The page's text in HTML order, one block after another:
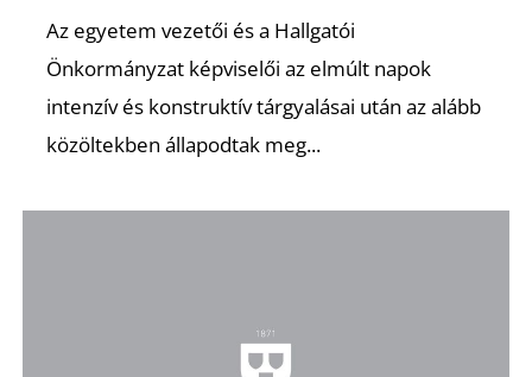
Az egyetem vezetői és a Hallgatói
Önkormányzat képviselői az elmúlt napok
intenzív és konstruktív tárgyalásai után az alább
közöltekben állapodtak meg...